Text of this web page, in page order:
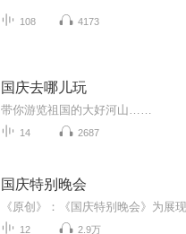
108 4173
国庆去哪儿玩
带你游览祖国的大好河山……
14 2687
国庆特别晚会
12 2.9万